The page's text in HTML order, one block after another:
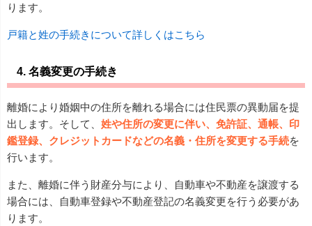
ります。
戸籍と姓の手続きについて詳しくはこちら
4. 名義変更の手続き
離婚により婚姻中の住所を離れる場合には住民票の異動届を提
出します。そして、 姓や住所の変更に伴い、免許証、通帳、印
鑑登録、クレジットカードなどの名義・住所を変更する手続を
行います。
また、離婚に伴う財産分与により、自動車や不動産を譲渡する
場合には、自動車登録や不動産登記の名義変更を行う必要があ
ります。